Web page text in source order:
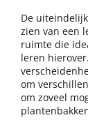
De
zien van een
ruimte die
leren
om
om zoveel